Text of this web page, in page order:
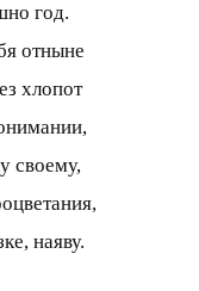
год.
отныне
хлопот
своему,
наяву.